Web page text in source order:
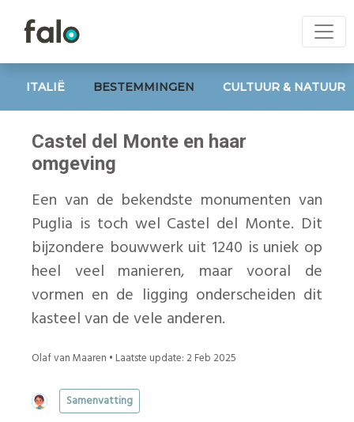
ITALIË BESTEMMINGEN CULTUUR & NATUUR
Castel del Monte en haar
omgeving
Een van de bekendste monumenten van
Puglia is toch wel Castel del Monte. Dit
bijzondere bouwwerk uit 1240 is uniek op
heel veel manieren, maar vooral de
vormen en de ligging onderscheiden dit
kasteel van de vele anderen.
Olaf van Maaren • Laatste update: 2 Feb 2025
Samenvatting